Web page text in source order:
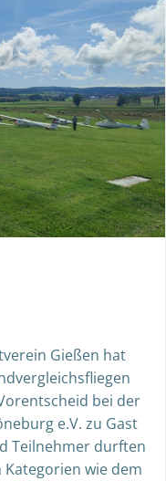
Gießen hat
bei der
e.V. zu Gast
Teilnehmer durften
wie dem